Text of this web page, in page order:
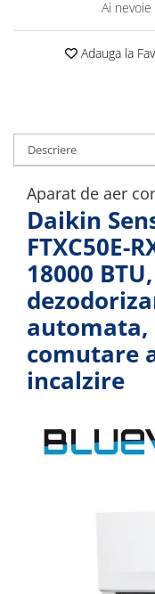
Ai
Adauga la
Descriere
Aparat de aer
Daikin
FTXC50E-
18000
automata,
comutare
incalzire